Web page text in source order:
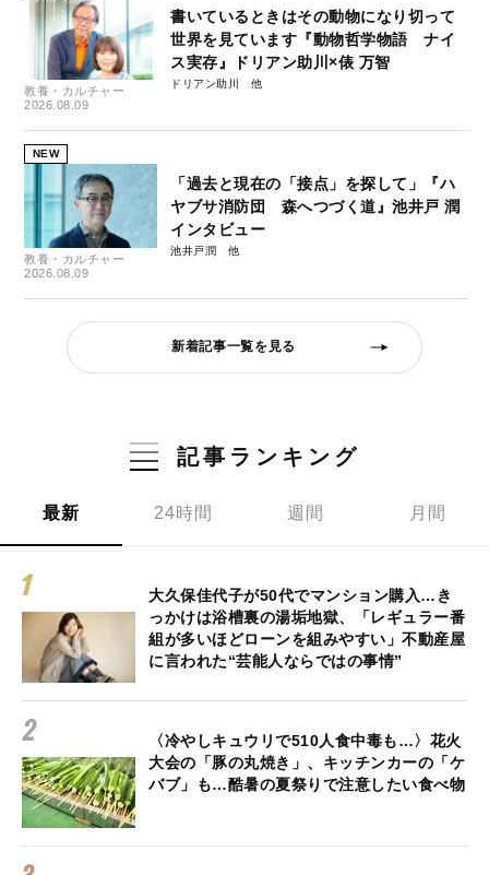
教養・カルチャー
2026.08.09
書いているときはその動物になり切って
世界を見ています『動物哲学物語 ナイ
ス実存』ドリアン助川×俵 万智
ドリアン助川
NEW
教養・カルチャー
2026.08.09
「過去と現在の「接点」を探して」『ハ
ヤブサ消防団 森へつづく道』池井戸 潤
インタビュー
池井戸潤
新着記事一覧を見る
記事ランキング
最新 24時間 週間 月間
大久保佳代子が50代でマンション購入…き
っかけは浴槽裏の湯垢地獄、「レギュラー番
組が多いほどローンを組みやすい」不動産屋
に言われた“芸能人ならではの事情”
〈冷やしキュウリで510人食中毒も…〉花火
大会の「豚の丸焼き」、キッチンカーの「ケ
バブ」も…酷暑の夏祭りで注意したい食べ物